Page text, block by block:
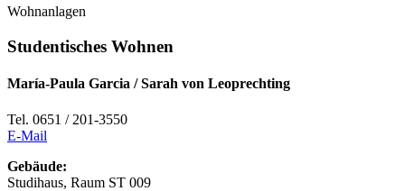
Wohnanlagen
Studentisches Wohnen
María-Paula Garcia / Sarah von Leoprechting
Tel. 0651 / 201-3550
E-Mail
Gebäude:
Studihaus, Raum ST 009